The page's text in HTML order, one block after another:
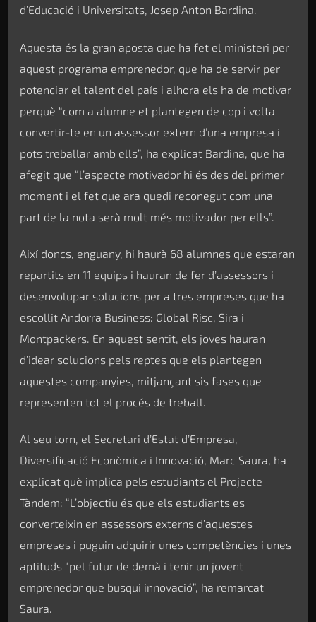
d’Educació i Universitats, Josep Anton Bardina.
Aquesta és la gran aposta que ha fet el ministeri per
aquest programa emprenedor, que ha de servir per
potenciar el talent del país i alhora els ha de motivar
perquè “com a alumne et plantegen de cop i volta
convertir-te en un assessor extern d’una empresa i
pots treballar amb ells”, ha explicat Bardina, que ha
afegit que “l’aspecte motivador hi és des del primer
moment i el fet que ara quedi reconegut com una
part de la nota serà molt més motivador per ells”.
Així doncs, enguany, hi haurà 68 alumnes que estaran
repartits en 11 equips i hauran de fer d’assessors i
desenvolupar solucions per a tres empreses que ha
escollit Andorra Business: Global Risc, Sira i
Montpackers. En aquest sentit, els joves hauran
d’idear solucions pels reptes que els plantegen
aquestes companyies, mitjançant sis fases que
representen tot el procés de treball.
Al seu torn, el Secretari d’Estat d’Empresa,
Diversificació Econòmica i Innovació, Marc Saura, ha
explicat què implica pels estudiants el Projecte
Tàndem: “L’objectiu és que els estudiants es
converteixin en assessors externs d’aquestes
empreses i puguin adquirir unes competències i unes
aptituds “pel futur de demà i tenir un jovent
emprenedor que busqui innovació”, ha remarcat
Saura.